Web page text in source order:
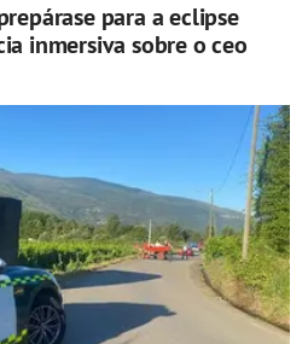
para a eclipse
inmersiva sobre o ceo